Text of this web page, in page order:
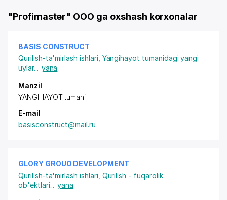
"Profimaster" OOO ga oxshash korxonalar
BASIS CONSTRUCT
Qurilish-ta'mirlash ishlari Yangihayot tumanidagi yangi
uylar... yana
Manzil
YANGIHAYOT tumani
E-mail
basisconstruct@mail.ru
GLORY GROUO DEVELOPMENT
Qurilish-ta'mirlash ishlari Qurilish - fuqarolik
ob'ektlari... yana